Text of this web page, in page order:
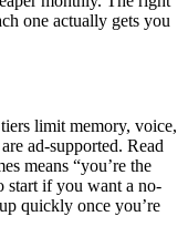
one actually gets you
limit memory, voice,
ad-supported. Read
means “you’re the
start if you want a no-
quickly once you’re